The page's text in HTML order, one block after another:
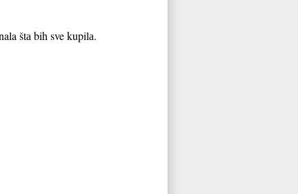
štа bih sve kupilа.